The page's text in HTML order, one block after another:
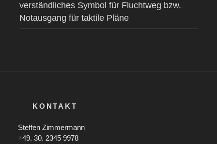
verständliches Symbol für Fluchtweg bzw.
Notausgang für taktile Pläne
KONTAKT
Steffen Zimmermann
+49. 30. 2345 9978